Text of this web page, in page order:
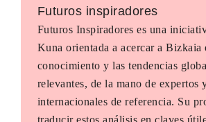
Futuros inspiradores
Futuros Inspiradores es una
Kuna orientada a acercar a Bizkaia
conocimiento y las tendencias
relevantes, de la mano de expertos
internacionales de referencia. Su
traducir estos análisis en claves